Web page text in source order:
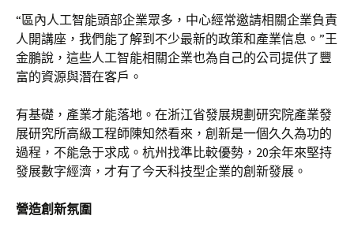
“區內人工智能頭部企業眾多，中心經常邀請相關企業負責
人開講座，我們能了解到不少最新的政策和產業信息。”王
金鵬說，這些人工智能相關企業也為自己的公司提供了豐
富的資源與潛在客戶。
有基礎，產業才能落地。在浙江省發展規劃研究院產業發
展研究所高級工程師陳知然看來，創新是一個久久為功的
過程，不能急于求成。杭州找準比較優勢，20余年來堅持
發展數字經濟，才有了今天科技型企業的創新發展。
營造創新氛圍